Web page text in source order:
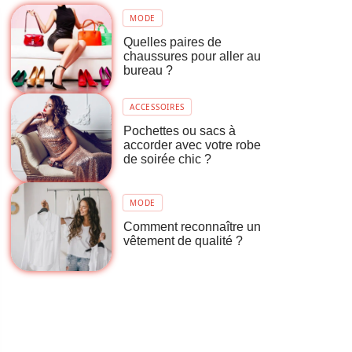
MODE
Quelles paires de
chaussures pour aller au
bureau ?
ACCESSOIRES
Pochettes ou sacs à
accorder avec votre robe
de soirée chic ?
MODE
Comment reconnaître un
vêtement de qualité ?